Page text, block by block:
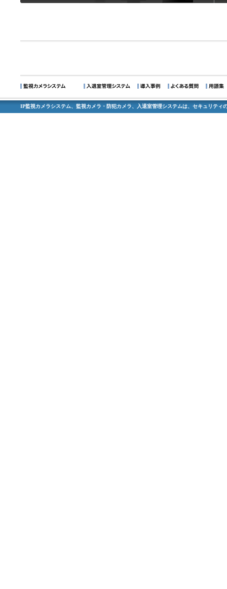
IP監視カメラシステム、監視カメラ・防犯カメラ、入退室管理システムは、セキュリティ